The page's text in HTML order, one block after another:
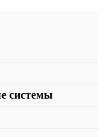
системы